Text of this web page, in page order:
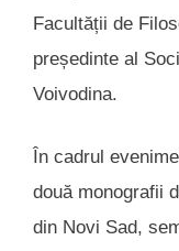
Facultății de
președinte al
Voivodina.
În cadrul
două monografii
din Novi Sad,